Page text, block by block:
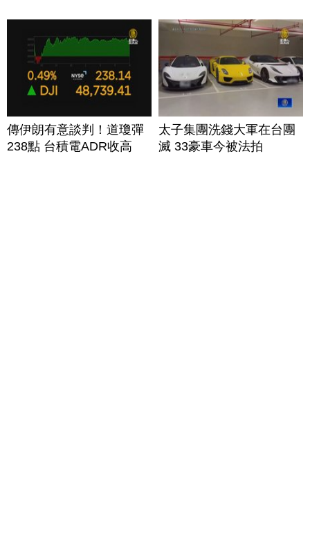
傳伊朗有意談判！道瓊彈
238點 台積電ADR收高
太子集團洗錢大軍在台團
滅 33豪車今被法拍